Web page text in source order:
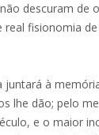
descuram de
real fisionomia
juntará à
lhe dão; pelo
e o maior